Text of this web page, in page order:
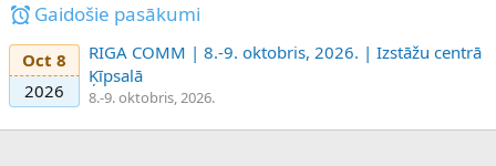
Gaidošie pasākumi
Oct 8
2026
RIGA COMM | 8.-9. oktobris, 2026. | Izstāžu centrā
Ķīpsalā
8.-9. oktobris, 2026.